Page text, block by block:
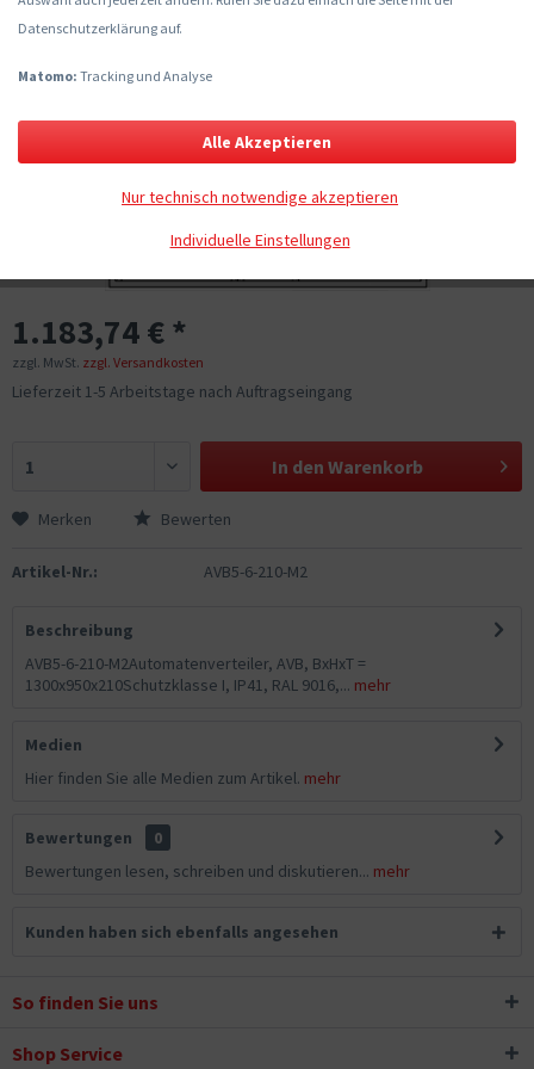
1.183,74 € *
zzgl. MwSt. zzgl. Versandkosten
Lieferzeit 1-5 Arbeitstage nach Auftragseingang
In den Warenkorb
Merken Bewerten
Artikel-Nr.: AVB5-6-210-M2
Beschreibung
AVB5-6-210-M2Automatenverteiler, AVB, BxHxT =
1300x950x210Schutzklasse I, IP41, RAL 9016,... mehr
Medien
Hier finden Sie alle Medien zum Artikel. mehr
Bewertungen
0
Bewertungen lesen, schreiben und diskutieren... mehr
Kunden haben sich ebenfalls angesehen
So finden Sie uns
Shop Service
Datenschutzerklärung auf.
Matomo: Tracking und Analyse
Individuelle Einstellungen
Nur technisch notwendige akzeptieren
Alle Akzeptieren